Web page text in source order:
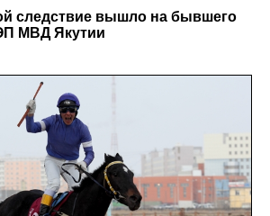
следствие вышло на бывшего
МВД Якутии